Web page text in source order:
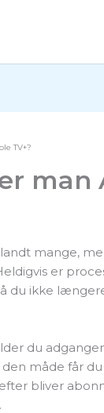
TV+?
man
mange,
er
du ikke
du
måde får
bliver